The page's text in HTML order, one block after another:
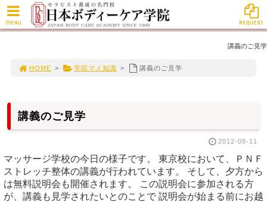
講義のご見学
HOME > 学院マメ知識 > 講義のご見学
講義のご見学
2012-08-11
マッサージ学校の今日の様子です。 東京校において、ＰＮＦ
ストレッチ整体の講義が行われています。 そして、夕方から
は無料説明会も開催されます。 この説明会に参加される方
が、講義も見学されたいとのことで 説明会が始まる前にお越
MENU REQUEST